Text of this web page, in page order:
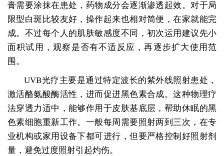
膏需要涂抹在患处，药物成分会逐渐渗透起效。对于局
限型白斑比较友好，操作起来也相对简便，在家就能完
成。不过每个人的肌肤敏感度不同，初次运用建议先小
面积试用，观察是否有不适反应，再逐步扩大使用范
围。
UVB光疗主要是通过特定波长的紫外线照射患处，
激活酪氨酸酶活性，进而促进黑色素合成。这种物理疗
法穿透力适中，能够作用于皮肤基底层，帮助休眠的黑
色素细胞重新工作。一般每周需要照射两到三次，在专
业机构或家用设备下都可进行，但要严格控制好照射剂
量，避免过度照射引起灼伤。